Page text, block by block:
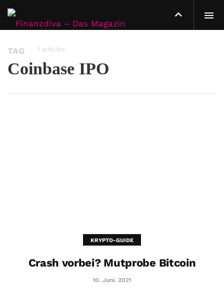
TAG 1 articles
Coinbase IPO
KRYPTO-GUIDE
Crash vorbei? Mutprobe Bitcoin
10. Juni. 2021